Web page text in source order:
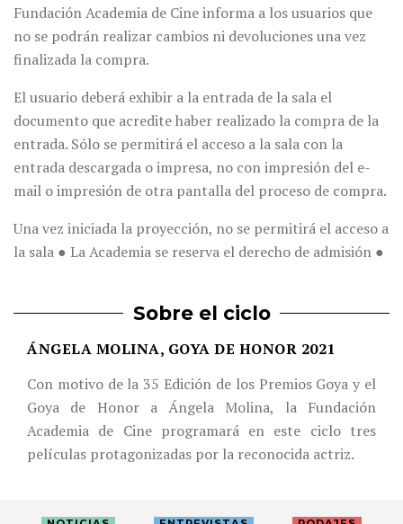
Fundación Academia de Cine informa a los usuarios que
no se podrán realizar cambios ni devoluciones una vez
finalizada la compra.
El usuario deberá exhibir a la entrada de la sala el
documento que acredite haber realizado la compra de la
entrada. Sólo se permitirá el acceso a la sala con la
entrada descargada o impresa, no con impresión del e-
mail o impresión de otra pantalla del proceso de compra.
Una vez iniciada la proyección, no se permitirá el acceso a
la sala ● La Academia se reserva el derecho de admisión ●
Sobre el ciclo
ÁNGELA MOLINA, GOYA DE HONOR 2021
Con motivo de la 35 Edición de los Premios Goya y el
Goya de Honor a Ángela Molina, la Fundación
Academia de Cine programará en este ciclo tres
películas protagonizadas por la reconocida actriz.